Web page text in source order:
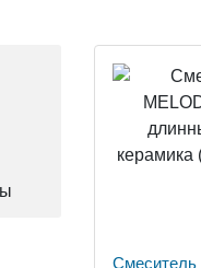
Смеситель